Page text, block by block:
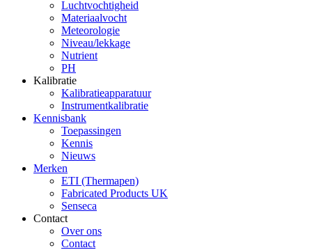
Luchtvochtigheid
Materiaalvocht
Meteorologie
Niveau/lekkage
Nutrient
PH
Kalibratie
Kalibratieapparatuur
Instrumentkalibratie
Kennisbank
Toepassingen
Kennis
Nieuws
Merken
ETI (Thermapen)
Fabricated Products UK
Senseca
Contact
Over ons
Contact